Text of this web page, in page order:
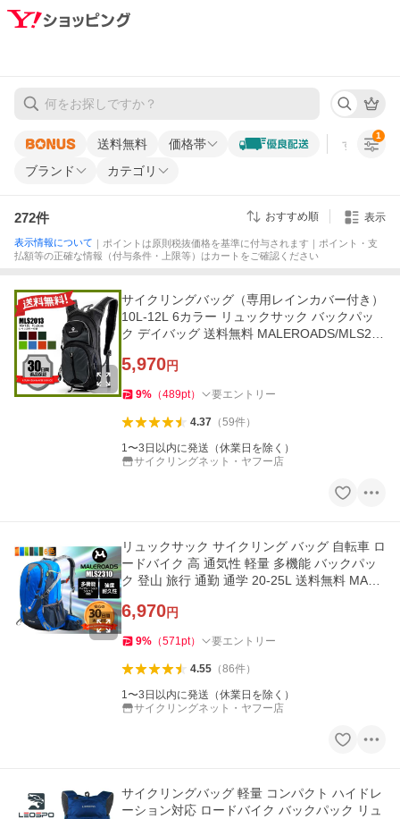
送料無料 価格帯 すべての条
ブランド カテゴリ
1
272件 おすすめ順 表示
表示情報について ｜ポイントは原則税抜価格を基準に付与されます｜ポイント・支
払額等の正確な情報（付与条件・上限等）はカートをご確認ください
サイクリングバッグ（専用レインカバー付き）
10L-12L 6カラー リュックサック バックパッ
ク デイバッグ 送料無料 MALEROADS/MLS201
5,970円
9% （489pt） 要エントリー
4.37（59件）
1〜3日以内に発送（休業日を除く）
サイクリングネット・ヤフー店
リュックサック サイクリング バッグ 自転車 ロ
ードバイク 高 通気性 軽量 多機能 バックパッ
ク 登山 旅行 通勤 通学 20-25L 送料無料 MALE
6,970円
9% （571pt） 要エントリー
4.55（86件）
1〜3日以内に発送（休業日を除く）
サイクリングネット・ヤフー店
サイクリングバッグ 軽量 コンパクト ハイドレ
ーション対応 ロードバイク バックパック リュ